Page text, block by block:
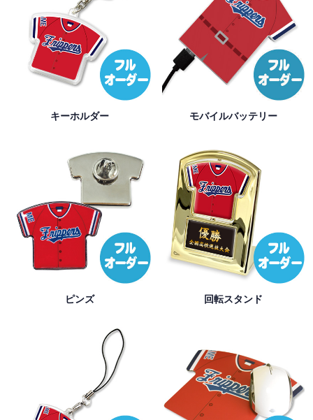
キーホルダー モバイルバッテリー
ピンズ 回転スタンド